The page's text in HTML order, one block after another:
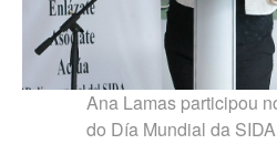
Ana Lamas participou
do Día Mundial da SIDA